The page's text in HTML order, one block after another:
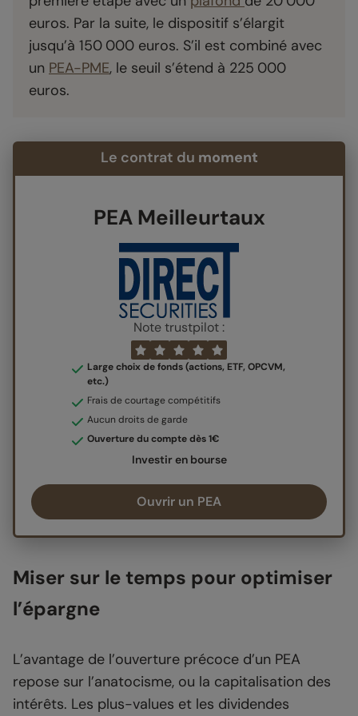
euros. Par la suite, le dispositif s’élargit
jusqu’à 150 000 euros. S’il est combiné avec
un PEA-PME, le seuil s’étend à 225 000
euros.
Le contrat du moment
PEA Meilleurtaux
Note trustpilot :
Large choix de fonds (actions, ETF, OPCVM,
etc.)
Frais de courtage compétitifs
Aucun droits de garde
Ouverture du compte dès 1€
Investir en bourse
Ouvrir un PEA
Miser sur le temps pour optimiser
l’épargne
L’avantage de l’ouverture précoce d’un PEA
repose sur l’anatocisme, ou la capitalisation des
intérêts. Les plus-values et les dividendes